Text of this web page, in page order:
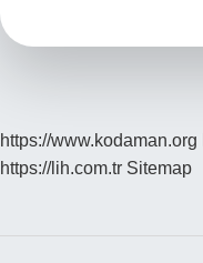
https://www.kodaman.org
https://lih.com.tr Sitemap